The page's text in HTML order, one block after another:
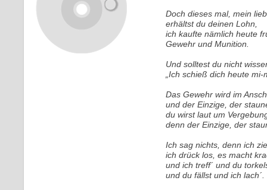
Doch dieses mal, mein
erhältst du deinen Lohn,
ich kaufte nämlich heute
Gewehr und Munition.
Und solltest du nicht
„Ich schieß dich heute mi-
Das Gewehr wird im
und der Einzige, der
du wirst laut um
denn der Einzige, der
Ich sag nichts, denn ich
ich drück los, es macht
und ich treff´ und du
und du fällst und ich lach´.